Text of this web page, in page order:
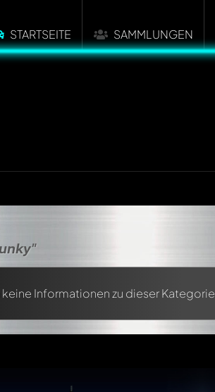
STARTSEITE SAMMLUNGEN
Informationen zu dieser